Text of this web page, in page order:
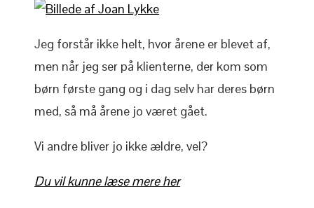
Jeg forstår ikke helt, hvor årene er blevet af,
men når jeg ser på klienterne, der kom som
børn første gang og i dag selv har deres børn
med, så må årene jo været gået.
Vi andre bliver jo ikke ældre, vel?
Du vil kunne læse mere her